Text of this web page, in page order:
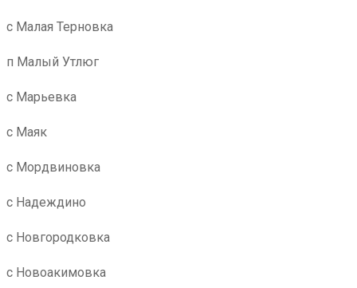
с Малая Терновка
п Малый Утлюг
с Марьевка
с Маяк
с Мордвиновка
с Надеждино
с Новгородковка
с Новоакимовка